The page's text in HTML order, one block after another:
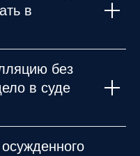
в
без
в суде